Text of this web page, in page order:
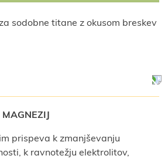
sodobne titane z okusom breskev
prispeva k zmanjševanju
k ravnotežju elektrolitov,